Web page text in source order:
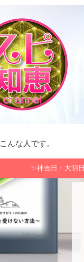
こんな人です。
✨神吉日・大明